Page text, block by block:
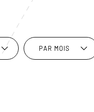
PAR MOIS